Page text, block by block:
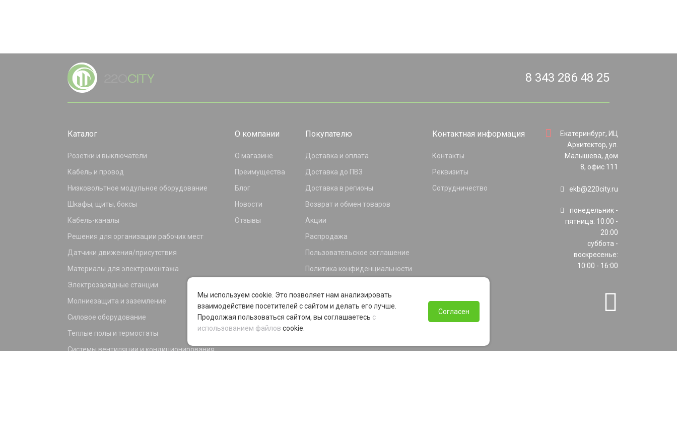
8 343 286 48 25
Каталог
Розетки и выключатели
Кабель и провод
Низковольтное модульное оборудование
Шкафы, щиты, боксы
Кабель-каналы
Решения для организации рабочих мест
Датчики движения/присутствия
Материалы для электромонтажа
Электрозарядные станции
Молниезащита и заземление
Силовое оборудование
Теплые полы и термостаты
Системы вентиляции и кондиционирования
О компании
О магазине
Преимущества
Блог
Новости
Отзывы
Покупателю
Доставка и оплата
Доставка до ПВЗ
Доставка в регионы
Возврат и обмен товаров
Акции
Распродажа
Пользовательское соглашение
Политика конфиденциальности
Программа лояльности
Контактная информация
Контакты
Реквизиты
Сотрудничество
Екатеринбург, ИЦ
Архитектор, ул.
Малышева, дом
8, офис 111
ekb@220city.ru
понедельник -
пятница: 10:00 -
20:00
суббота -
воскресенье:
10:00 - 16:00
Мы используем cookie. Это позволяет нам анализировать
взаимодействие посетителей с сайтом и делать его лучше.
Продолжая пользоваться сайтом, вы соглашаетесь с
использованием файлов cookie.
Согласен